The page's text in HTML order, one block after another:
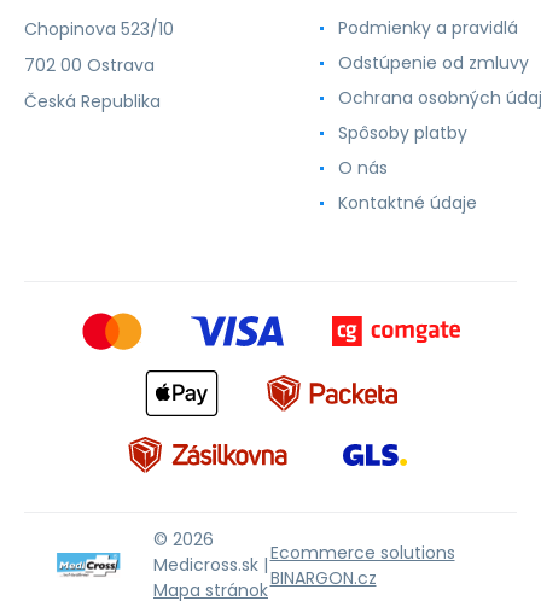
Chopinova 523/10
702 00 Ostrava
Česká Republika
Podmienky a pravidlá
Odstúpenie od zmluvy
Ochrana osobných
Spôsoby platby
O nás
Kontaktné údaje
© 2026
Medicross.sk |
Mapa stránok
Ecommerce solutions
BINARGON.cz